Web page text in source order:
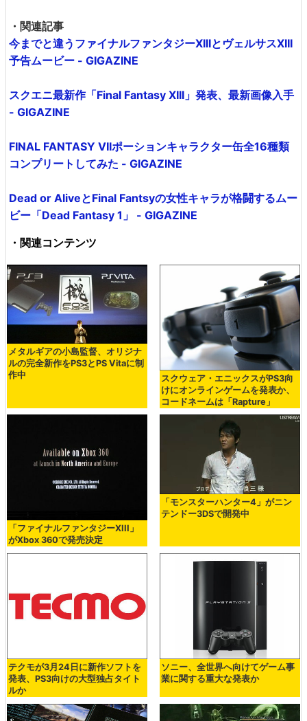
・関連記事
今までと違うファイナルファンタジーXIIIとヴェルサスXIII
予告ムービー - GIGAZINE
スクエニ最新作「Final Fantasy XIII」発表、最新画像入手
- GIGAZINE
FINAL FANTASY VIIポーションキャラクター缶全16種類
コンプリートしてみた - GIGAZINE
Dead or AliveとFinal Fantsyの女性キャラが格闘するムー
ビー「Dead Fantasy 1」 - GIGAZINE
・関連コンテンツ
メタルギアの小島監督、オリジナ
ルの完全新作をPS3とPS Vitaに制
作中
スクウェア・エニックスがPS3向
けにオンラインゲームを発表か、
コードネームは「Rapture」
「ファイナルファンタジーXIII」
がXbox 360で発売決定
「モンスターハンター4」がニン
テンドー3DSで開発中
テクモが3月24日に新作ソフトを
発表、PS3向けの大型独占タイト
ルか
ソニー、全世界へ向けてゲーム事
業に関する重大な発表か